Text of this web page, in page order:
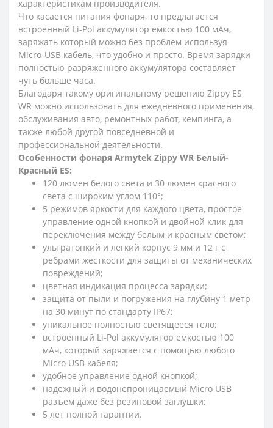
характеристикам производителя.
Что касается питания фонаря, то предлагается
встроенный Li-Pol аккумулятор емкостью 100 мАч,
заряжать который можно без проблем используя
Micro-USB кабель, что удобно и просто. Время зарядки
полностью разряженного аккумулятора составляет
чуть больше часа.
Благодаря такому оригинальному решению Zippy ES
WR можно использовать для ежедневного применения,
обслуживания авто, ремонтных работ, кемпинга, а
также любой другой повседневной и
профессиональной деятельности.
Особенности фонаря Armytek Zippy WR Белый-
Красный ES:
120 люмен белого света и 30 люмен красного
света с широким углом 110°;
5 режимов яркости для каждого цвета, простое
управление одной кнопкой и двойной клик для
переключения между белым и красным светом;
ультратонкий и легкий корпус 9 мм и 12 г с
ребрами жесткости для защиты от механических
повреждений;
цветная индикация процесса зарядки;
защита от пыли и погружения на глубину 1 метр
на 30 минут по стандарту IP67;
уникальное полностью светящееся тело;
встроенный Li-Pol аккумулятор емкостью 100
мАч, который заряжается с помощью любого
Micro USB кабеля;
удобное управление одной кнопкой;
надежный и водонепроницаемый Micro USB
разъем даже без резиновой заглушки;
5 лет полной гарантии.